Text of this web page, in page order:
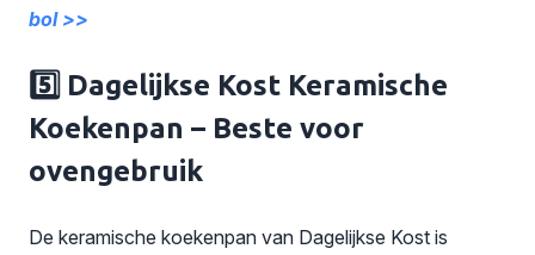
bol >>
5️⃣ Dagelijkse Kost Keramische
Koekenpan – Beste voor
ovengebruik
De keramische koekenpan van Dagelijkse Kost is